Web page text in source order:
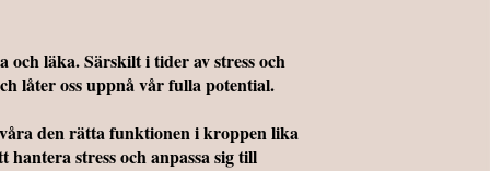
och läka. Särskilt i tider av stress och
låter oss uppnå vår fulla potential.
den rätta funktionen i kroppen lika
stress och anpassa sig till